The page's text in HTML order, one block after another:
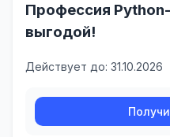
Профессия
выгодой!
Действует до: 31.10.2026